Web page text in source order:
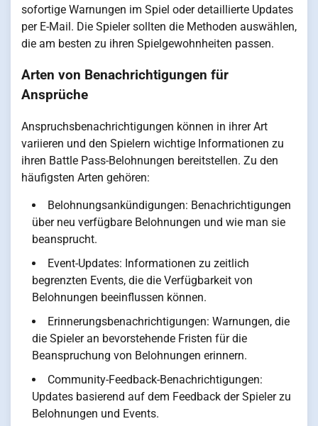
sofortige Warnungen im Spiel oder detaillierte Updates
per E-Mail. Die Spieler sollten die Methoden auswählen,
die am besten zu ihren Spielgewohnheiten passen.
Arten von Benachrichtigungen für
Ansprüche
Anspruchsbenachrichtigungen können in ihrer Art
variieren und den Spielern wichtige Informationen zu
ihren Battle Pass-Belohnungen bereitstellen. Zu den
häufigsten Arten gehören:
Belohnungsankündigungen: Benachrichtigungen
über neu verfügbare Belohnungen und wie man sie
beansprucht.
Event-Updates: Informationen zu zeitlich
begrenzten Events, die die Verfügbarkeit von
Belohnungen beeinflussen können.
Erinnerungsbenachrichtigungen: Warnungen, die
die Spieler an bevorstehende Fristen für die
Beanspruchung von Belohnungen erinnern.
Community-Feedback-Benachrichtigungen:
Updates basierend auf dem Feedback der Spieler zu
Belohnungen und Events.